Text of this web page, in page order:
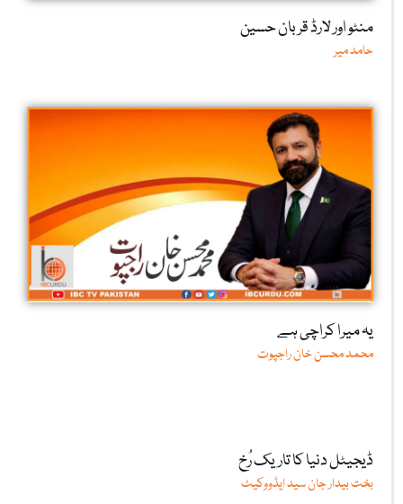
منٹو اور لارڈ قربان حسین
حامد میر
یہ میرا کراچی ہے
محمد محسن خان راجپوت
ڈیجیٹل دنیا کا تاریک رُخ
بخت بیدار جان سید ایڈووکیٹ